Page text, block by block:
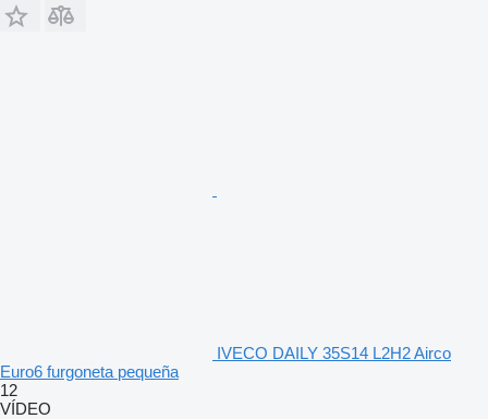
IVECO DAILY 35S14 L2H2 Airco
Euro6 furgoneta pequeña
12
VÍDEO